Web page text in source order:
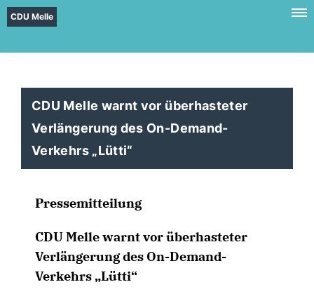
CDU Melle
CDU Melle warnt vor überhasteter
Verlängerung des On-Demand-
Verkehrs „Lütti“
Pressemitteilung
CDU Melle warnt vor überhasteter
Verlängerung des On-Demand-
Verkehrs „Lütti“